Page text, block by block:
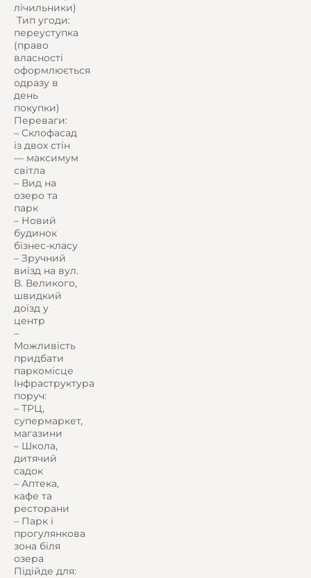
лічильники)
️ Тип угоди:
переуступка
(право
власності
оформлюється
одразу в
день
покупки)
Переваги:
– Склофасад
із двох стін
— максимум
світла
– Вид на
озеро та
парк
– Новий
будинок
бізнес-класу
– Зручний
виїзд на вул.
В. Великого,
швидкий
доїзд у
центр
–
Можливість
придбати
паркомісце
Інфраструктура
поруч:
– ТРЦ,
супермаркет,
магазини
– Школа,
дитячий
садок
– Аптека,
кафе та
ресторани
– Парк і
прогулянкова
зона біля
озера
Підійде для: